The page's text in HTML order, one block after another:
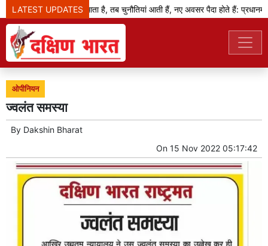
LATEST UPDATES
जब बदलाव का दौर आता है, तब चुनौतियां आती हैं, नए अवसर पैदा होते हैं: प्रधानमंत्री
ओपीनियन
ज्वलंत समस्या
By Dakshin Bharat
On 15 Nov 2022 05:17:42